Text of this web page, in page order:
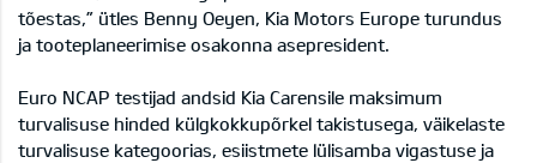
tõestas,” ütles Benny Oeyen, Kia Motors Europe turundus
ja tooteplaneerimise osakonna asepresident.
Euro NCAP testijad andsid Kia Carensile maksimum
turvalisuse hinded külgkokkupõrkel takistusega, väikelaste
turvalisuse kategoorias, esiistmete lülisamba vigastuse ja